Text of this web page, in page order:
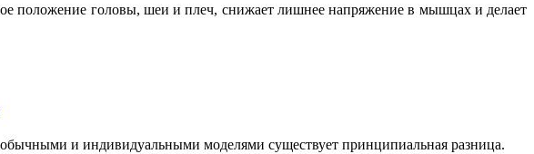
положение головы, шеи и плеч, снижает лишнее напряжение в мышцах и делает
и индивидуальными моделями существует принципиальная разница.